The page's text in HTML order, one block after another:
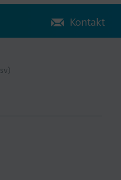
ingång B (2) pluggas
Kontakt